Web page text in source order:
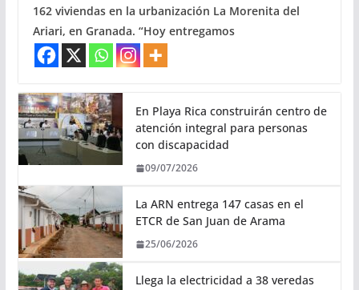
162 viviendas en la urbanización La Morenita del
Ariari, en Granada. “Hoy entregamos
En Playa Rica construirán centro de
atención integral para personas
con discapacidad
09/07/2026
La ARN entrega 147 casas en el
ETCR de San Juan de Arama
25/06/2026
Llega la electricidad a 38 veredas